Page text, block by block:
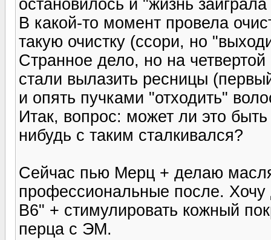
остановилось и "жизнь
В какой-то момент провела
такую очистку (ссори, но
Странное дело, но на
стали вылазить ресницы
и опять пучками "отходить"
Итак, вопрос: может ли это
нибудь с таким сталкивался?
Сейчас пью Мерц + делаю
профессиональные после. Хочу
В6" + стимулировать кожный
перца с ЭМ.